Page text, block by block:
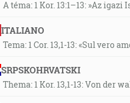
A téma: 1 Kor. 13:1–13: »Az
ITALIANO
Tema: 1 Cor. 13,1-13: «Sul vero
SRPSKOHRVATSKI
Thema: 1 Kor. 13,1-13: Von der